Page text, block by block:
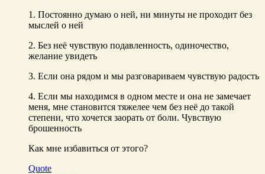
1. Постоянно думаю о ней, ни минуты не проходит без
мыслей о ней
2. Без неё чувствую подавленность, одиночество,
желание увидеть
3. Если она рядом и мы разговариваем чувствую радость
4. Если мы находимся в одном месте и она не замечает
меня, мне становится тяжелее чем без неё до такой
степени, что хочется заорать от боли. Чувствую
брошенность
Как мне избавиться от этого?
Quote